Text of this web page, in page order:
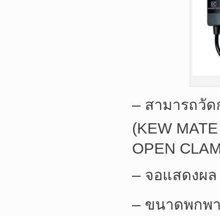
– สามารถวัด
(KEW
OPEN
– จอแสดงผ
– ขนาดพกพ